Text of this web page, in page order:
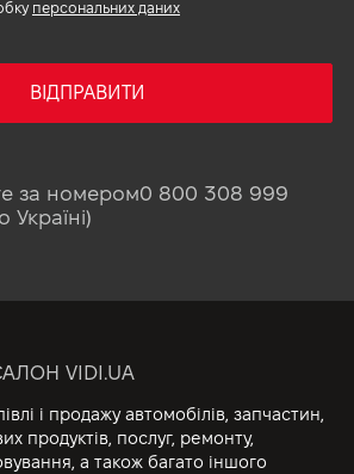
персональних даних
ВІДПРАВИТИ
за номером0 800 308 999
VIDI.UA
і продажу автомобілів, запчастин,
продуктів, послуг, ремонту,
а також багато іншого